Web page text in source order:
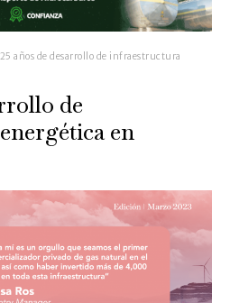
25 años de desarrollo de infraestructura
de
en